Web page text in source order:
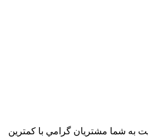
، با بهترين کيفيت به شما مشتريان گرامي با کمترين